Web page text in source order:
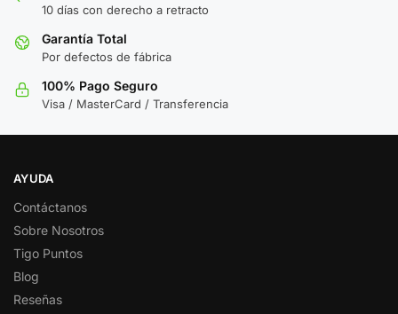
10 días con derecho a retracto
Garantía Total
Por defectos de fábrica
100% Pago Seguro
Visa / MasterCard / Transferencia
AYUDA
Contáctanos
Sobre Nosotros
Tigo Puntos
Blog
Reseñas